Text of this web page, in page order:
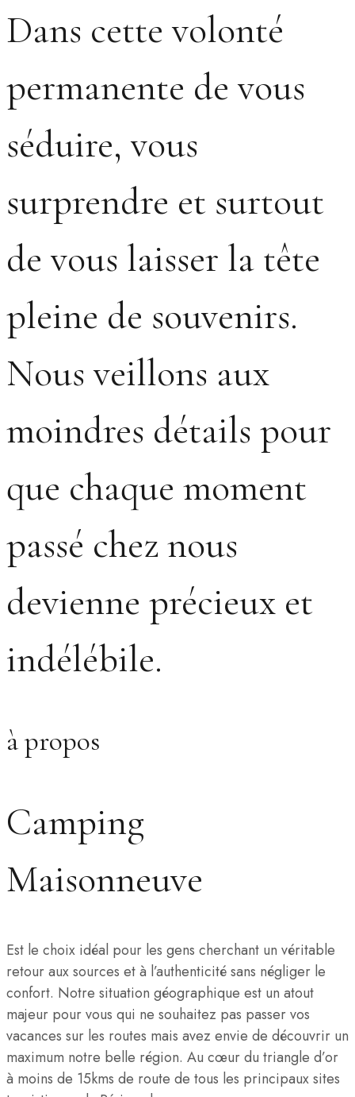
Dans cette volonté
permanente de vous
séduire, vous
surprendre et surtout
de vous laisser la tête
pleine de souvenirs.
Nous veillons aux
moindres détails pour
que chaque moment
passé chez nous
devienne précieux et
indélébile.
à propos
Camping
Maisonneuve
Est le choix idéal pour les gens cherchant un véritable
retour aux sources et à l’authenticité sans négliger le
confort. Notre situation géographique est un atout
majeur pour vous qui ne souhaitez pas passer vos
vacances sur les routes mais avez envie de découvrir un
maximum notre belle région. Au cœur du triangle d’or
à moins de 15kms de route de tous les principaux sites